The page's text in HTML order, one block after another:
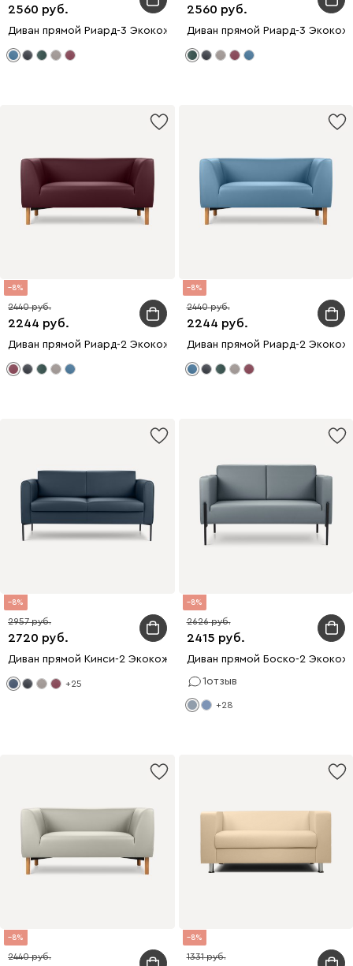
2560
Диван прямой Риард-3 Экокожа Голубой
2560
Диван прямой Риард-3
8
2244
2440
Диван прямой Риард-2 Экокожа Бордовый
8
2244
2440
Диван прямой Риард-2
8
2720
2957
Диван прямой Кинси-2 Экокожа Синий
+25
8
2415
2626
Диван прямой Боско-2
1отзыв
+28
8
2440
8
1331